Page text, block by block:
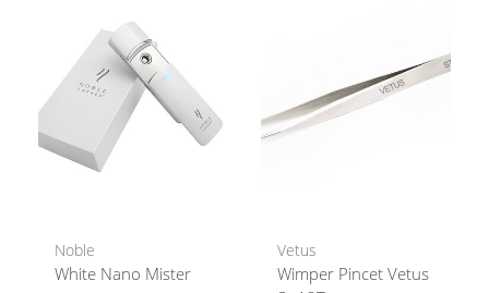
Noble
White Nano Mister
Vetus
Wimper Pincet Vetus